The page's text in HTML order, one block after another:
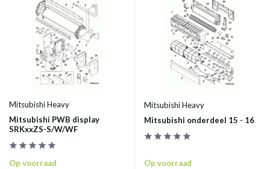
Mitsubishi Heavy
Mitsubishi PWB display
SRKxxZS-S/W/WF
Op voorraad
Mitsubishi Heavy
Mitsubishi onderdeel 15 - 16
Op voorraad